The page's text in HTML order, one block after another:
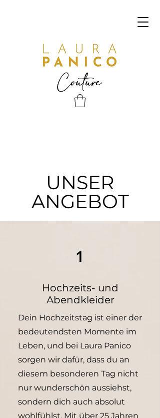
UNSER
ANGEBOT
1
Hochzeits- und
Abendkleider
Dein Hochzeitstag ist einer der
bedeutendsten Momente im
Leben, und bei Laura Panico
sorgen wir dafür, dass du an
diesem besonderen Tag nicht
nur wunderschön aussiehst,
sondern dich auch absolut
wohlfühlst. Mit über 25 Jahren